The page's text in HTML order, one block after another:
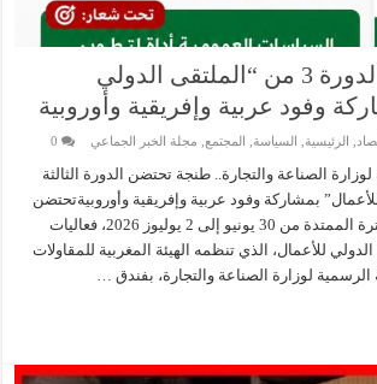
طنجة..تنظيم الدورة 3 من “الملتقى الدولي
وفود عربية وإفريقية وأوروبية
الرئيسية السياسة المجتمع مجلة الخبر الجماعي 0
الصناعة والتجارة.. طنجة تحتضن الدورة الثالثة
بمشاركة وفود عربية وإفريقية وأوروبيةتحتضن
مدينة طنجة، خلال الفترة الممتدة من 30 يونيو إلى 2 يوليوز 2026، فعاليات
الدولي للأعمال، الذي تنظمه الهيئة المغربية للمقاولات
لوزارة الصناعة والتجارة، بفندق …